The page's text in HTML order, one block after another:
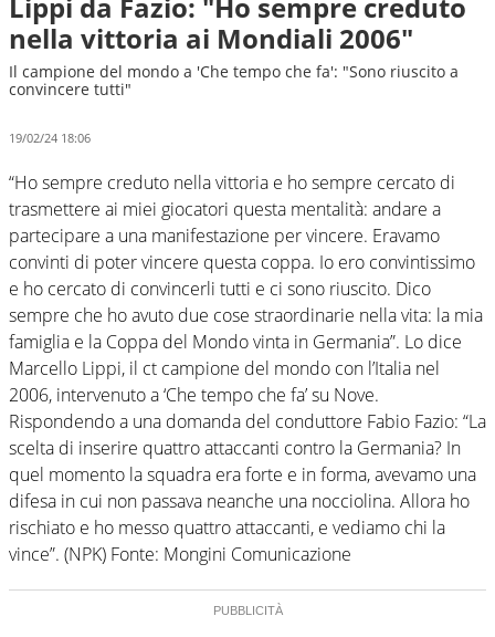
nella vittoria ai Mondiali 2006"
Il campione del mondo a 'Che tempo che fa': "Sono riuscito a
convincere tutti"
19/02/24 18:06
“Ho sempre creduto nella vittoria e ho sempre cercato di
trasmettere ai miei giocatori questa mentalità: andare a
partecipare a una manifestazione per vincere. Eravamo
convinti di poter vincere questa coppa. Io ero convintissimo
e ho cercato di convincerli tutti e ci sono riuscito. Dico
sempre che ho avuto due cose straordinarie nella vita: la mia
famiglia e la Coppa del Mondo vinta in Germania”. Lo dice
Marcello Lippi, il ct campione del mondo con l’Italia nel
2006, intervenuto a ‘Che tempo che fa’ su Nove.
Rispondendo a una domanda del conduttore Fabio Fazio: “La
scelta di inserire quattro attaccanti contro la Germania? In
quel momento la squadra era forte e in forma, avevamo una
difesa in cui non passava neanche una nocciolina. Allora ho
rischiato e ho messo quattro attaccanti, e vediamo chi la
vince”. (NPK) Fonte: Mongini Comunicazione